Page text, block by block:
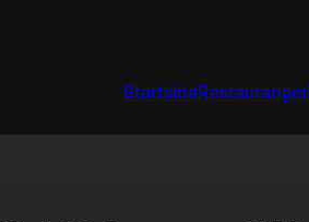
Startsida Restauranger